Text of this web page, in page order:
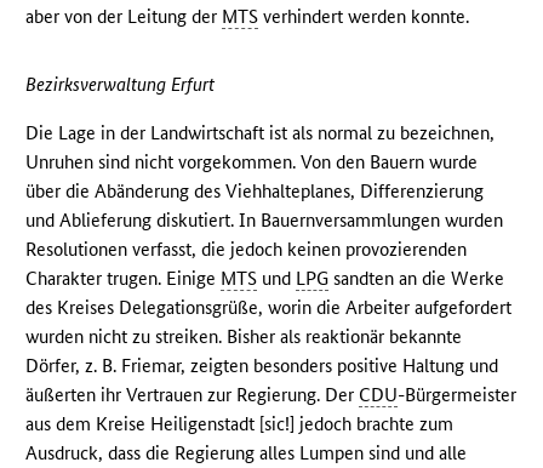
aber von der Leitung der MTS verhindert werden konnte.
Bezirksverwaltung Erfurt
Die Lage in der Landwirtschaft ist als normal zu bezeichnen,
Unruhen sind nicht vorgekommen. Von den Bauern wurde
über die Abänderung des Viehhalteplanes, Differenzierung
und Ablieferung diskutiert. In Bauernversammlungen wurden
Resolutionen verfasst, die jedoch keinen provozierenden
Charakter trugen. Einige MTS und LPG sandten an die Werke
des Kreises Delegationsgrüße, worin die Arbeiter aufgefordert
wurden nicht zu streiken. Bisher als reaktionär bekannte
Dörfer, z. B. Friemar, zeigten besonders positive Haltung und
äußerten ihr Vertrauen zur Regierung. Der CDU-Bürgermeister
aus dem Kreise Heiligenstadt [sic!] jedoch brachte zum
Ausdruck, dass die Regierung alles Lumpen sind und alle